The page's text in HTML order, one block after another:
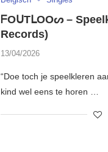
ᖴOᑌTᒪOOᔕ –
Records)
13/04/2026
“Doe toch je speelkleren
kind wel eens te horen …